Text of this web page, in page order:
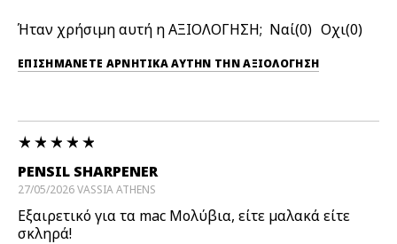
Ήταν χρήσιμη αυτή η ΑΞΙΟΛΟΓΗΣΗ; 0 0
ΕΠΙΣΗΜΆΝΕΤΕ ΑΡΝΗΤΙΚΆ ΑΥΤΉΝ ΤΗΝ ΑΞΙΟΛΟΓΗΣΗ
PENSIL SHARPENER
27/05/2026VASSIAATHENS
Εξαιρετικό για τα mac Μολύβια, είτε μαλακά είτε
σκληρά!